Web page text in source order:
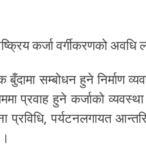
कर्जा वर्गीकरणको अवधि
बुँदामा सम्बोधन हुने निर्माण
प्रवाह हुने कर्जाको
पर्यटनलगायत